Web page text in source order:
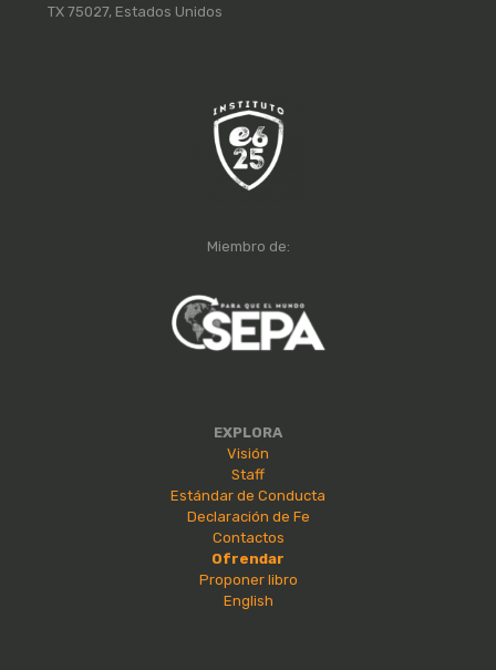
TX 75027, Estados Unidos
Miembro de:
EXPLORA
Visión
Staff
Estándar de Conducta
Declaración de Fe
Contactos
Ofrendar
Proponer libro
English